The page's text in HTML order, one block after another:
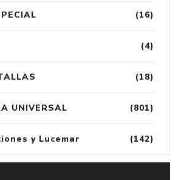
(16)
(4)
(18)
(801)
UNIVERSAL
(142)
y Lucemar